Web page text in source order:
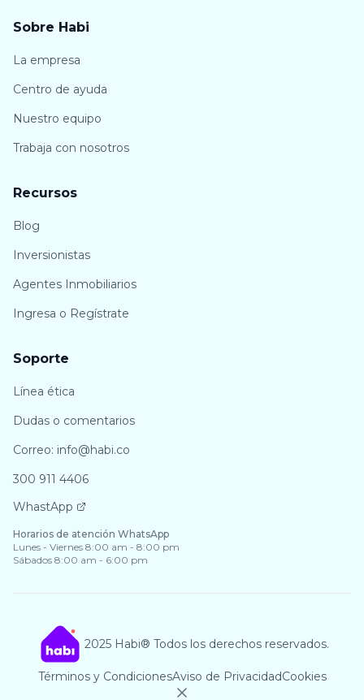
Sobre Habi
La empresa
Centro de ayuda
Nuestro equipo
Trabaja con nosotros
Recursos
Blog
Inversionistas
Agentes Inmobiliarios
Ingresa o Regístrate
Soporte
Línea ética
Dudas o comentarios
Correo: info@habi.co
300 911 4406
WhastApp
Horarios de atención WhatsApp
Lunes - Viernes 8:00 am - 8:00 pm
Sábados 8:00 am - 6:00 pm
2025 Habi® Todos los derechos reservados.
Términos y CondicionesAviso de PrivacidadCookies